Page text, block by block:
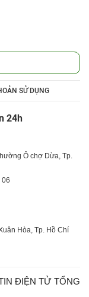
SỬ DỤNG
24h
Ô chợ Dừa, Tp.
06
Hòa, Tp. Hồ Chí
ĐIỆN TỬ TỔNG